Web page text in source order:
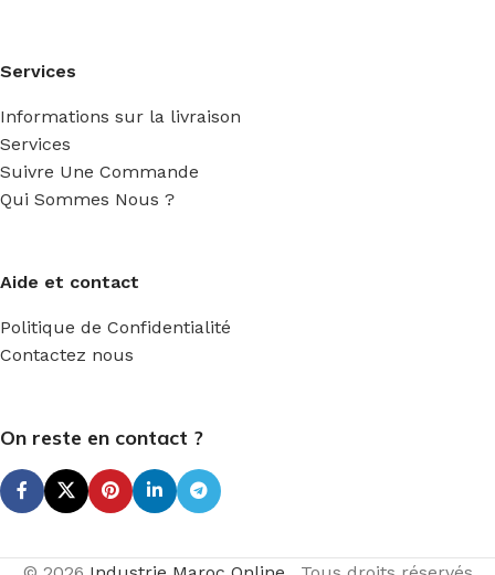
Services
Informations sur la livraison
Services
Suivre Une Commande
Qui Sommes Nous ?
Aide et contact
Politique de Confidentialité
Contactez nous
On reste en contact ?